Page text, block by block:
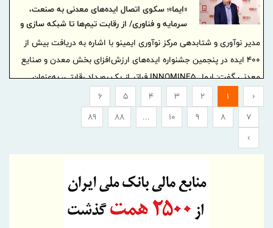
«ایما»؛ سکوی اتصال ایده‌های معدنی به صنعت،
سرمایه و فناوری/ از رقابت تیم‌ها تا شبکه سازی و
تجاری‌سازی
مدیر نوآوری و شتابدهی مرکز نوآوری ایمینو با اشاره به دریافت بیش از
۴۰۰ ایده در پنجمین جشنواره ایده‌های ارزش‌افزای بخش معدن و صنایع
معدنی گفت: ایما ـ INNOMINE5 فراتر از یک رویداد رقابتی، به‌عنوان
مخزن ملی ایده و سکوی اتصال تیم‌های فناور به بنگاه‌های معدنی،
شتاب‌دهنده‌ها، صندوق‌های سرمایه‌گذاری و نهادهای پژوهشی طراحی
شده است.
‹
1
2
3
4
5
6
7
8
9
10
...
88
89
›